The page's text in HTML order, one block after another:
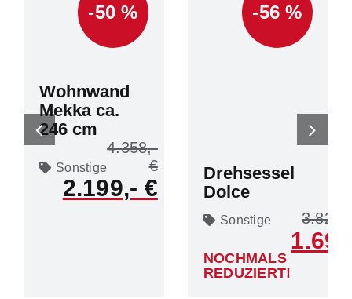
Wohnwand
Mekka ca.
246 cm
-50 %
Sonstige
4.358
2.199
Drehsessel
Dolce
-56 %
Sonstige 3.828
NOCHMALS
REDUZIERT!
1.699